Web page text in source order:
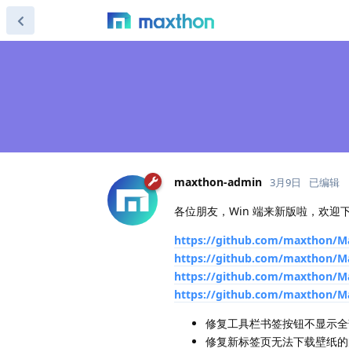
maxthon-admin 3月9日 已编辑
各位朋友，Win 端来新版啦，欢迎
https://github.com/maxthon/
https://github.com/maxthon/
https://github.com/maxthon/
https://github.com/maxthon/
修复工具栏书签按钮不显示
修复新标签页无法下载壁纸